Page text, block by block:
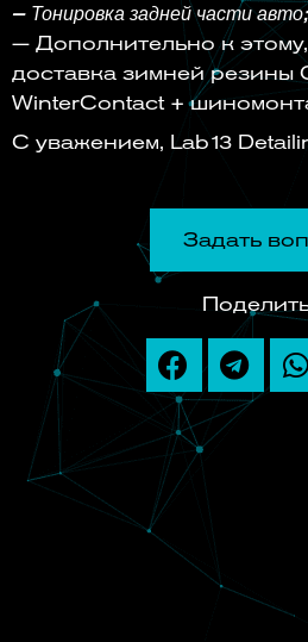
— Тонировка задней части авто;
— Дополнительно к
доставка зимней резины
WinterContact +
С уважением, Lab13
Задать